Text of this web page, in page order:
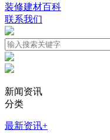
装修建材百科
联系我们
新闻资讯
分类
最新资讯+